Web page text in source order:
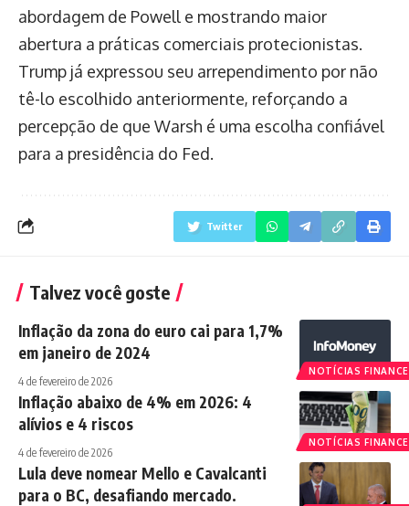
abordagem de Powell e mostrando maior
abertura a práticas comerciais protecionistas.
Trump já expressou seu arrependimento por não
tê-lo escolhido anteriormente, reforçando a
percepção de que Warsh é uma escolha confiável
para a presidência do Fed.
Twitter
Talvez você goste
NOTÍCIAS
Inflação da zona do euro cai para 1,7%
em janeiro de 2024
4 de fevereiro de 2026
NOTÍCIAS
Inflação abaixo de 4% em 2026: 4
alívios e 4 riscos
4 de fevereiro de 2026
Lula deve nomear Mello e Cavalcanti
para o BC, desafiando mercado.